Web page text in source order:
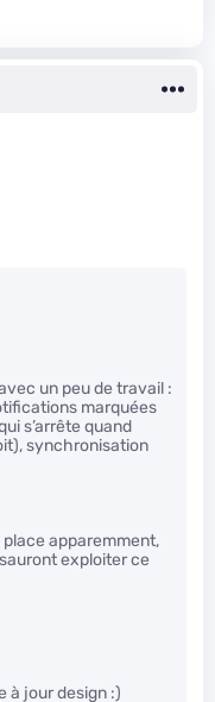
un peu de travail :
marquées
s’arrête quand
synchronisation
apparemment,
exploiter ce
à jour design :)